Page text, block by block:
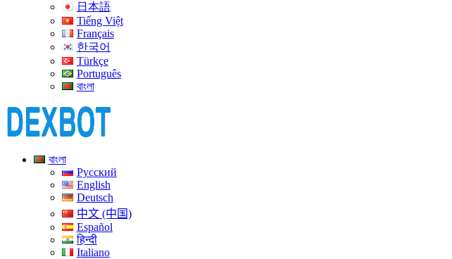
日本語
Tiếng Việt
Français
한국어
Türkçe
Português
বাংলা
বাংলা
Русский
English
Deutsch
中文 (中国)
Español
हिन्दी
Italiano